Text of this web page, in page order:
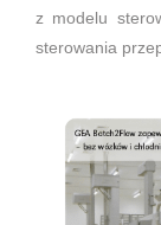
z modelu
sterowania